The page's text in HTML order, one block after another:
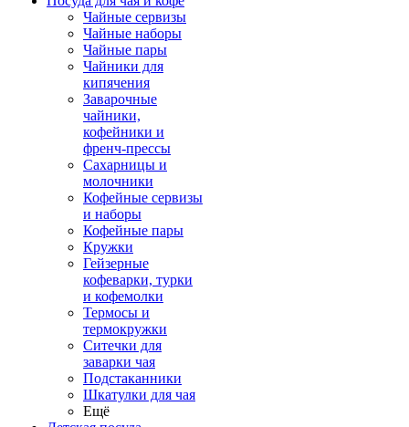
Чайные сервизы
Чайные наборы
Чайные пары
Чайники для
кипячения
Заварочные
чайники,
кофейники и
френч-прессы
Сахарницы и
молочники
Кофейные сервизы
и наборы
Кофейные пары
Кружки
Гейзерные
кофеварки, турки
и кофемолки
Термосы и
термокружки
Ситечки для
заварки чая
Подстаканники
Шкатулки для чая
Ещё